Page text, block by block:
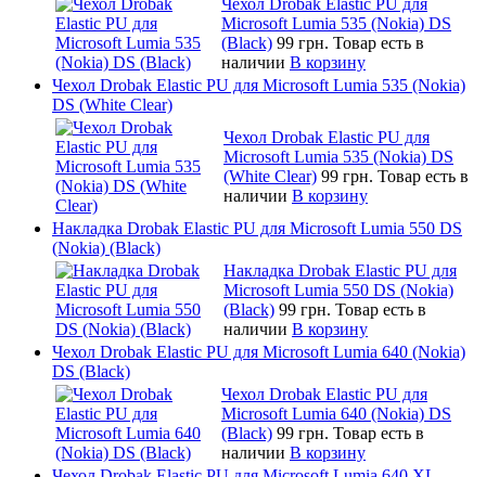
Microsoft Lumia 535 (Nokia) DS
(Black) 99 грн. Товар есть в
наличии В корзину
Чехол Drobak Elastic PU для Microsoft Lumia 535 (Nokia)
DS (White Clear)
Чехол Drobak Elastic PU для
Microsoft Lumia 535 (Nokia) DS
(White Clear) 99 грн. Товар есть в
наличии В корзину
Накладка Drobak Elastic PU для Microsoft Lumia 550 DS
(Nokia) (Black)
Накладка Drobak Elastic PU для
Microsoft Lumia 550 DS (Nokia)
(Black) 99 грн. Товар есть в
наличии В корзину
Чехол Drobak Elastic PU для Microsoft Lumia 640 (Nokia)
DS (Black)
Чехол Drobak Elastic PU для
Microsoft Lumia 640 (Nokia) DS
(Black) 99 грн. Товар есть в
наличии В корзину